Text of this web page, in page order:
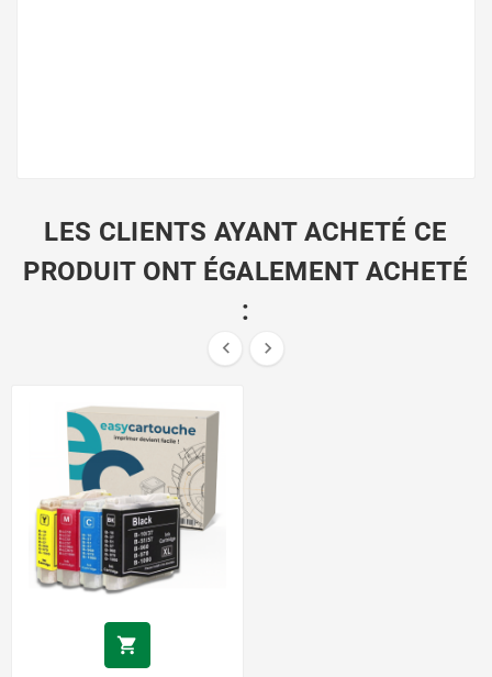
LES CLIENTS AYANT ACHETÉ CE
PRODUIT ONT ÉGALEMENT ACHETÉ
:
 
